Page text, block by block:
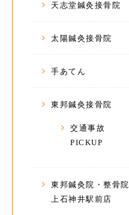
天志堂鍼灸接骨院
太陽鍼灸接骨院
手あてん
東邦鍼灸接骨院
交通事故
PICKUP
東邦鍼灸院・整骨院
上石神井駅前店